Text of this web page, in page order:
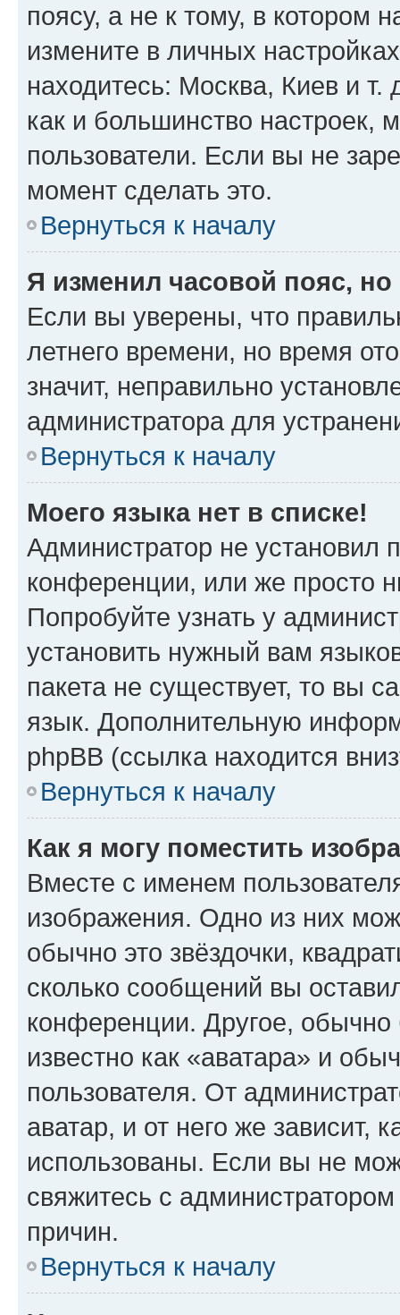
поясу, а не к тому, в котором
измените в личных
находитесь: Москва, Киев и т.
как и большинство настроек,
пользователи. Если вы не
момент сделать это.
Вернуться к началу
Я изменил часовой пояс,
Если вы уверены, что
летнего времени, но время
значит, неправильно
администратора для
Вернуться к началу
Моего языка нет в списке!
Администратор не установил
конференции, или же просто
Попробуйте узнать у
установить нужный вам
пакета не существует, то вы
язык. Дополнительную
phpBB (ссылка находится
Вернуться к началу
Как я могу поместить
Вместе с именем
изображения. Одно из них
обычно это звёздочки,
сколько сообщений вы
конференции. Другое,
известно как «аватара» и
пользователя. От
аватар, и от него же зависит,
использованы. Если вы не
свяжитесь с
причин.
Вернуться к началу